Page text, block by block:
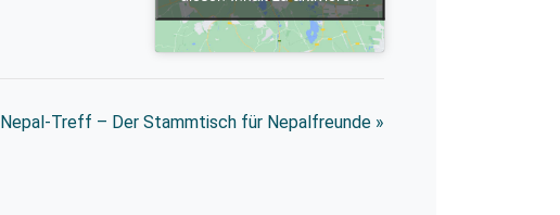
Nepal-Treff – Der Stammtisch für Nepalfreunde »